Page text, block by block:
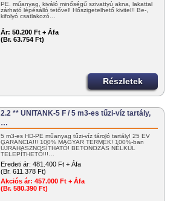
PE. műanyag, kiváló minőségű szivattyú akna, lakattal
zárható lépésálló tetővel! Hőszigetelhető kivitel!! Be-,
kifolyó csatlakozó…
Ár: 50.200 Ft + Áfa
(Br. 63.754 Ft)
Részletek
2.2 ** UNITANK-5 F / 5 m3-es tűzi-víz tartály,
…
5 m3-es HD-PE műanyag tűzi-víz tároló tartály! 25 ÉV
GARANCIA!!! 100% MAGYAR TERMÉK! 100%-ban
ÚJRAHASZNOSÍTHATÓ! BETONOZÁS NÉLKÜL
TELEPÍTHETŐ!!!…
Eredeti ár: 481.400 Ft + Áfa
(Br. 611.378 Ft)
Akciós ár: 457.000 Ft + Áfa
(Br. 580.390 Ft)